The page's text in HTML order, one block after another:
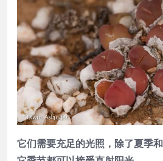
它们需要充足的光照，除了夏季